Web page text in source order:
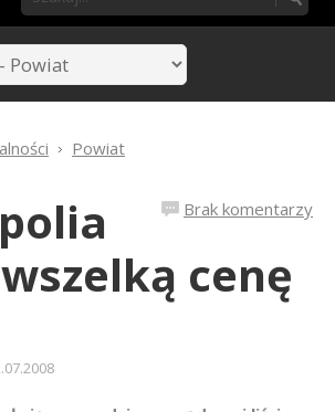
Powiat
Brak komentarzy
cenę